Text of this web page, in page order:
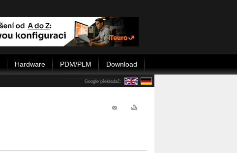
Hardware PDM/PLM Download
Google překladač: